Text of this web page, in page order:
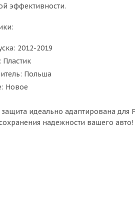
эффективности.
2012-2019
Пластик
Польша
Новое
идеально адаптирована для
надежности вашего авто!